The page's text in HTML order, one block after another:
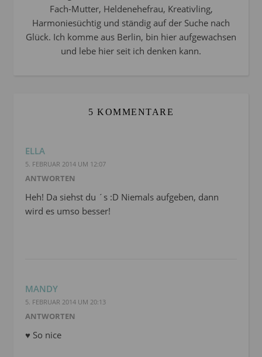
Fach-Mutter, Heldenehefrau, Kreativling,
Harmoniesüchtig und ständig auf der Suche nach
Glück. Ich komme aus Berlin, bin hier aufgewachsen
und lebe hier seit ich denken kann.
5 KOMMENTARE
ELLA
5. FEBRUAR 2014 UM 12:07
ANTWORTEN
Heh! Da siehst du ´s :D Niemals aufgeben, dann
wird es umso besser!
MANDY
5. FEBRUAR 2014 UM 20:13
ANTWORTEN
♥ So nice